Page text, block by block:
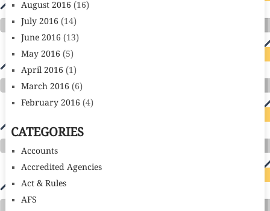
August 2016 (16)
July 2016 (14)
June 2016 (13)
May 2016 (5)
April 2016 (1)
March 2016 (6)
February 2016 (4)
CATEGORIES
Accounts
Accredited Agencies
Act & Rules
AFS